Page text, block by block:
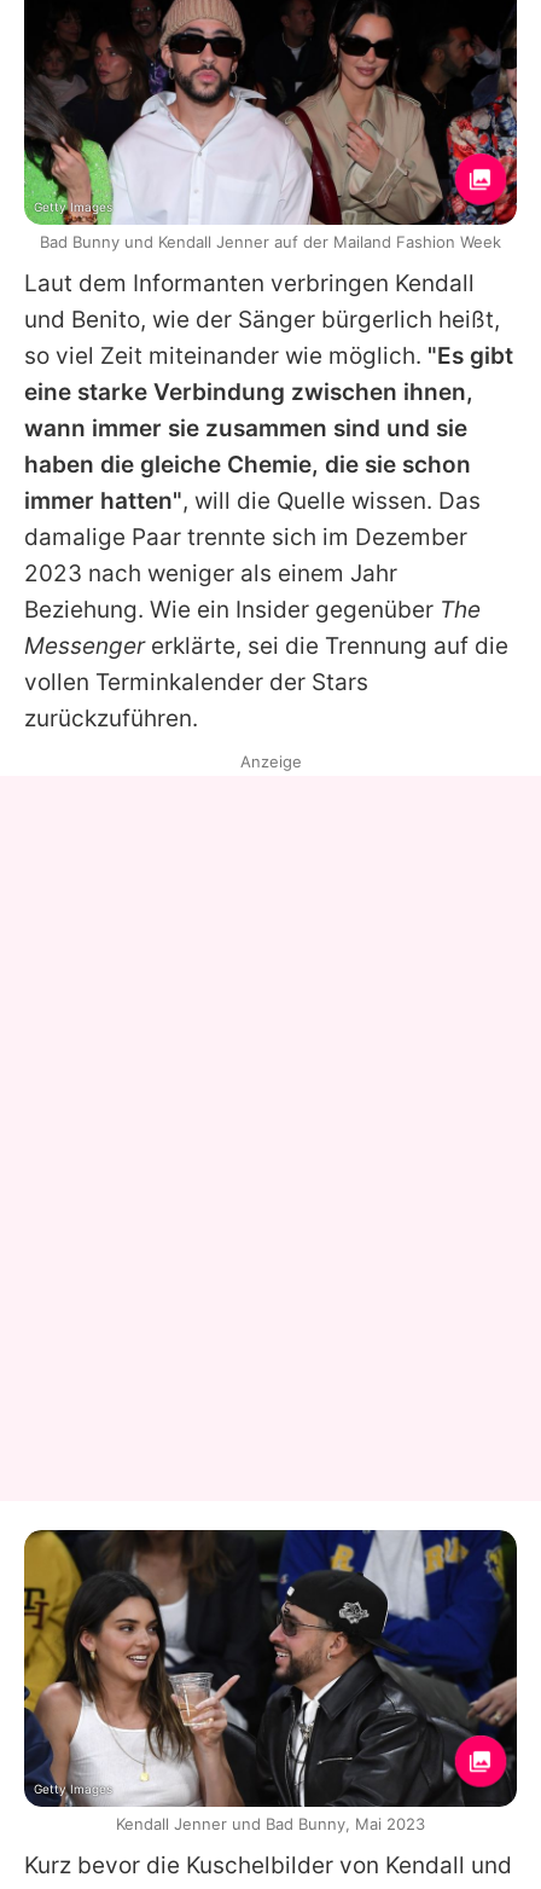
Laut dem Informanten verbringen Kendall
und Benito, wie der Sänger bürgerlich heißt,
so viel Zeit miteinander wie möglich. "Es gibt
eine starke Verbindung zwischen ihnen,
wann immer sie zusammen sind und sie
haben die gleiche Chemie, die sie schon
immer hatten", will die Quelle wissen. Das
damalige Paar trennte sich im Dezember
2023 nach weniger als einem Jahr
Beziehung. Wie ein Insider gegenüber The
Messengererklärte, sei die Trennung auf die
vollen Terminkalender der Stars
zurückzuführen.
Kurz bevor die Kuschelbilder von Kendall und
Getty Images
Bad Bunny und Kendall Jenner auf der Mailand Fashion Week
Anzeige
Getty Images
Kendall Jenner und Bad Bunny, Mai 2023